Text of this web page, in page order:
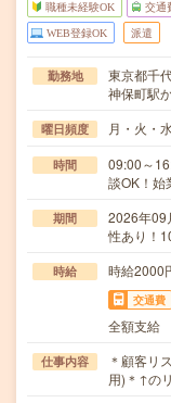
職種未経験OK 交通
WEB登録OK 派遣
勤務地
東京都千
神保町駅
曜日頻度 月・火・
時間
09:00～
談OK！
期間
2026年
性あり！
時給 時給2000
交通費
全額支給
仕事内容
＊顧客リ
用)＊↑の